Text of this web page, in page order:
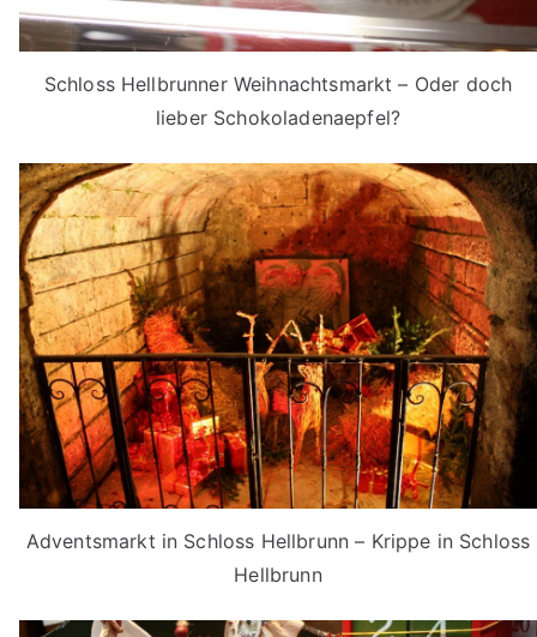
Schloss Hellbrunner Weihnachtsmarkt – Oder doch
lieber Schokoladenaepfel?
Adventsmarkt in Schloss Hellbrunn – Krippe in Schloss
Hellbrunn